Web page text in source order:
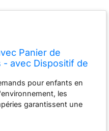
Panier de
- avec Dispositif de
pour enfants en
les
garantissent une
assurent un